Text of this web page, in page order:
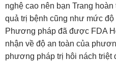
nghệ cao nên bạn Trang
quả trị bệnh cũng như mức
Phương pháp đã được FDA
nhận về độ an toàn của
phương pháp trị hôi nách triệt